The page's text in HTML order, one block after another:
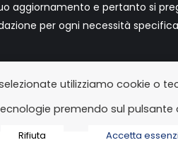
aggiornamento e pertanto si
per ogni necessità
utilizziamo cookie o
premendo sul
Rifiuta Accetta